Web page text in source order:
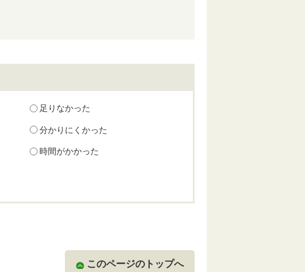
足りなかった
分かりにくかった
時間がかかった
このページのトップへ